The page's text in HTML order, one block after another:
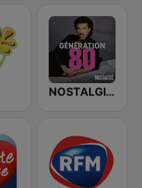
NOSTALGIE GENERATION 80